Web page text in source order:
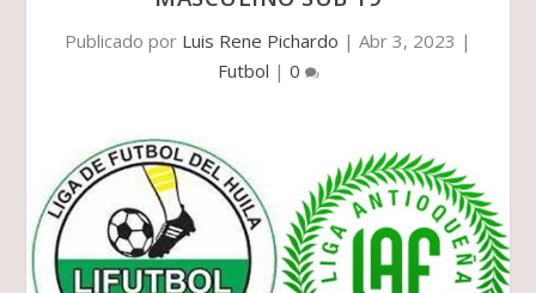
Publicado por Luis Rene Pichardo | Abr 3, 2023 |
Futbol | 0